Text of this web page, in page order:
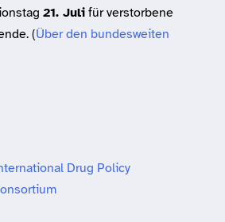
21. Julifür verstorbene
(Über den bundesweiten
Drug Policy